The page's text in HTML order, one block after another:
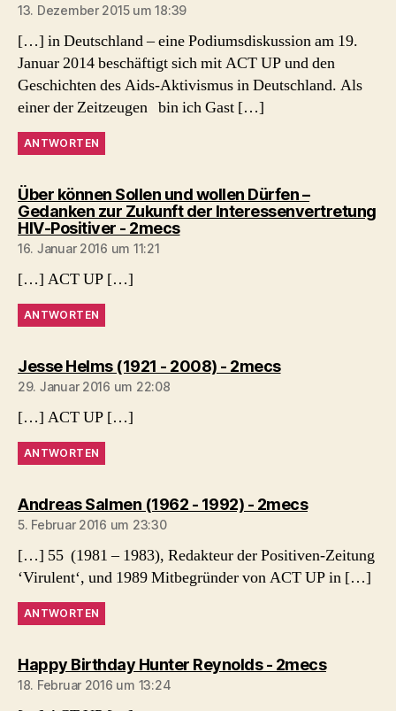
13. Dezember 2015 um 18:39
[…] in Deutschland – eine Podiumsdiskussion am 19.
Januar 2014 beschäftigt sich mit ACT UP und den
Geschichten des Aids-Aktivismus in Deutschland. Als
einer der Zeitzeugen bin ich Gast […]
ANTWORTEN
Über können Sollen und wollen Dürfen –
Gedanken zur Zukunft der Interessenvertretung
HIV-Positiver - 2mecssagt:
16. Januar 2016 um 11:21
[…] ACT UP […]
ANTWORTEN
Jesse Helms (1921 - 2008) - 2mecssagt:
29. Januar 2016 um 22:08
[…] ACT UP […]
ANTWORTEN
Andreas Salmen (1962 - 1992) - 2mecssagt:
5. Februar 2016 um 23:30
[…] 55 (1981 – 1983), Redakteur der Positiven-Zeitung
‘Virulent‘, und 1989 Mitbegründer von ACT UP in […]
ANTWORTEN
Happy Birthday Hunter Reynolds - 2mecssagt:
18. Februar 2016 um 13:24